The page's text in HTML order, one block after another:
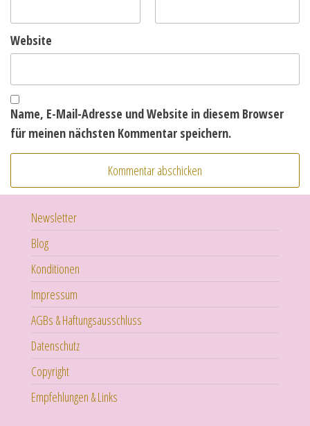
Website
Name, E-Mail-Adresse und Website in diesem Browser
für meinen nächsten Kommentar speichern.
Newsletter
Blog
Konditionen
Impressum
AGBs & Haftungsausschluss
Datenschutz
Copyright
Empfehlungen & Links